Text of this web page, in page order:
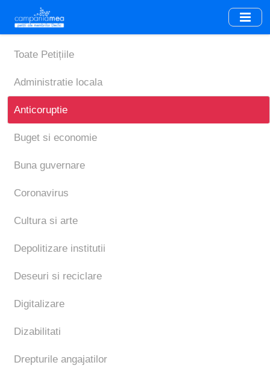
main
content
Toate Petițiile
Administratie locala
Anticoruptie
Buget si economie
Buna guvernare
Coronavirus
Cultura si arte
Depolitizare institutii
Deseuri si reciclare
Digitalizare
Dizabilitati
Drepturile angajatilor